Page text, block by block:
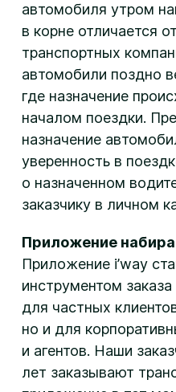
автомобиля утром
в корне отличается
транспортных
автомобили поздно
где назначение
началом поездки.
назначение
уверенность в
о назначенном
заказчику в личном
Приложение
Приложение i’way
инструментом
для частных
но и для
и агентов. Наши
лет заказывают